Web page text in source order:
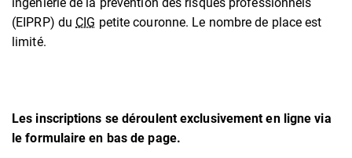
(EIPRP) du CIG petite couronne. Le nombre de place est
limité.
Les inscriptions se déroulent exclusivement en ligne via
le formulaire en bas de page.